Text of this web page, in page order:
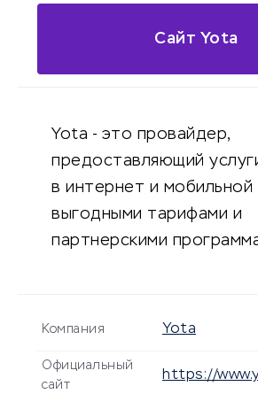
Сайт Yota
Yota - это провайдер,
предоставляющий
в интернет и мобильной
выгодными тарифами и
партнерскими
Компания Yota
Официальный
сайт
https://